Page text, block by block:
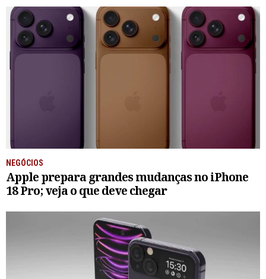
NEGÓCIOS
Apple prepara grandes mudanças no iPhone
18 Pro; veja o que deve chegar